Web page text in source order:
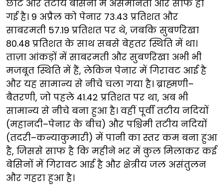
छोटे और तटीय बेसिनों में असमानता और साफ हो
गई है। 9 अप्रैल को पेनार 73.43 प्रतिशत और
साबरमती 57.19 प्रतिशत पर थे, जबकि सुबर्णरेखा
80.48 प्रतिशत के साथ सबसे बेहतर स्थिति में था।
ताज़ा आंकड़ों में साबरमती और सुबर्णरेखा अभी भी
मजबूत स्थिति में हैं, लेकिन पेनार में गिरावट आई है
और यह सामान्य से नीचे चला गया है। ब्राह्मणी–
बैतरणी, जो पहले 41.42 प्रतिशत पर था, अब भी
सामान्य से नीचे बना हुआ है। वहीं पूर्वी तटीय नदियों
(महानदी–पेनार के बीच) और पश्चिमी तटीय नदियों
(तदरी–कन्याकुमारी) में पानी का स्तर कम बना हुआ
है, जिससे साफ है कि महीने भर में कुल मिलाकर कई
बेसिनों में गिरावट आई है और क्षेत्रीय जल असंतुलन
और गहरा हुआ है।